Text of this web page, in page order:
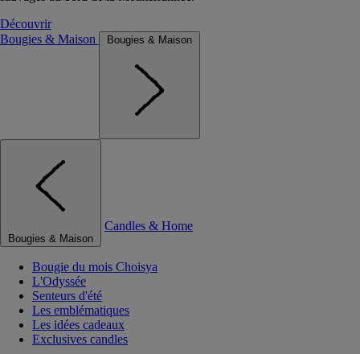
Découvrir
Bougies & Maison
Bougies & Maison
Bougies & Maison
Candles & Home
Bougie du mois Choisya
L'Odyssée
Senteurs d'été
Les emblématiques
Les idées cadeaux
Exclusives candles